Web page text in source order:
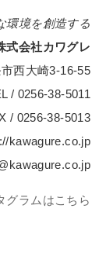
環境を創造する
式会社カワグレ
西大崎3-16-55
/ 0256-38-5011
/ 0256-38-5013
kawagure.co.jp
グラムはこちら